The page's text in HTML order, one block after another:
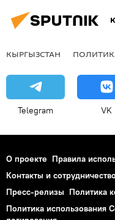
КЫРГЫЗСТАН
Telegram VK
О проекте Правила
Контакты и
Пресс-релизы Политика
Политика использования